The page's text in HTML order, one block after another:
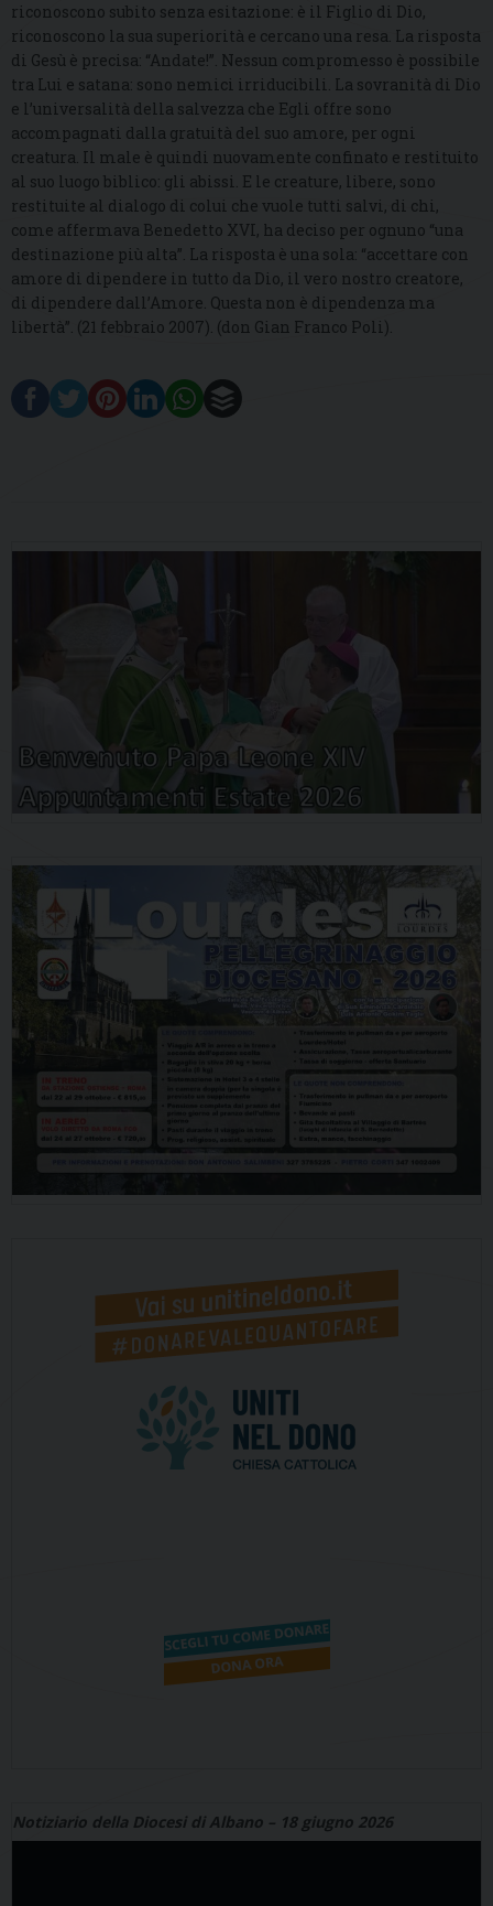
riconoscono subito senza esitazione: è il Figlio di Dio,
riconoscono la sua superiorità e cercano una resa. La risposta
di Gesù è precisa: “Andate!”. Nessun compromesso è possibile
tra Lui e satana: sono nemici irriducibili. La sovranità di Dio
e l’universalità della salvezza che Egli offre sono
accompagnati dalla gratuità del suo amore, per ogni
creatura. Il male è quindi nuovamente confinato e restituito
al suo luogo biblico: gli abissi. E le creature, libere, sono
restituite al dialogo di colui che vuole tutti salvi, di chi,
come affermava Benedetto XVI, ha deciso per ognuno “una
destinazione più alta”. La risposta è una sola: “accettare con
amore di dipendere in tutto da Dio, il vero nostro creatore,
di dipendere dall’Amore. Questa non è dipendenza ma
libertà”. (21 febbraio 2007). (don Gian Franco Poli).
Notiziario della Diocesi di Albano – 18 giugno 2026